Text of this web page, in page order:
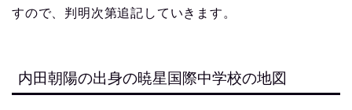
すので、判明次第追記していきます。
内田朝陽の出身の暁星国際中学校の地図